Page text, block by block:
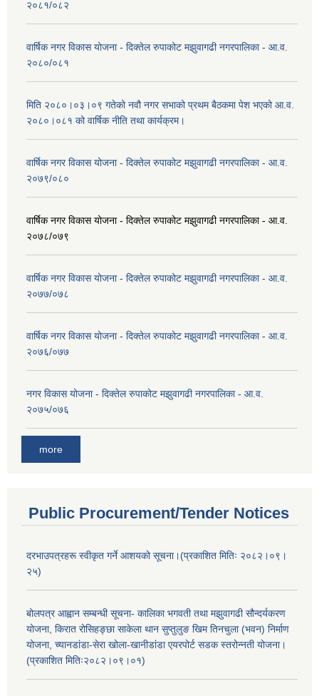
२०८१/०८२
वार्षिक नगर विकास योजना - दिक्तेल रुपाकोट मझुवागढी नगरपालिका - आ.व.
२०८०/०८१
मिति २०८०।०३।०९ गतेको नवौ नगर सभाको प्रथम बैठकमा पेश भएको आ.व.
२०८०।०८१ को वार्षिक नीति तथा कार्यक्रम।
वार्षिक नगर विकास योजना - दिक्तेल रुपाकोट मझुवागढी नगरपालिका - आ.व.
२०७९/०८०
वार्षिक नगर विकास योजना - दिक्तेल रुपाकोट मझुवागढी नगरपालिका - आ.व.
२०७८/०७९
वार्षिक नगर विकास योजना - दिक्तेल रुपाकोट मझुवागढी नगरपालिका - आ.व.
२०७७/०७८
वार्षिक नगर विकास योजना - दिक्तेल रुपाकोट मझुवागढी नगरपालिका - आ.व.
२०७६/०७७
नगर विकास योजना - दिक्तेल रुपाकोट मझुवागढी नगरपालिका - आ.व.
२०७५/०७६
more
Public Procurement/Tender Notices
दरभाउपत्रहरू स्वीकृत गर्ने आशयको सूचना।(प्रकाशित मितिः २०८२।०९।
२५)
बोलपत्र आह्वान सम्बन्धी सूचना- कालिका भगवती तथा मझुवागढी सौन्दर्यकरण
योजना, किरात रोसिहङ्छा साकेला थान सुप्तुलुङ खिम तिनचुला (भवन) निर्माण
योजना, च्यानडांडा-सेरा खोला-खानीडांडा एयरपोर्ट सडक स्तरोन्नती योजना।
(प्रकाशित मितिः२०८२।०९।०१)